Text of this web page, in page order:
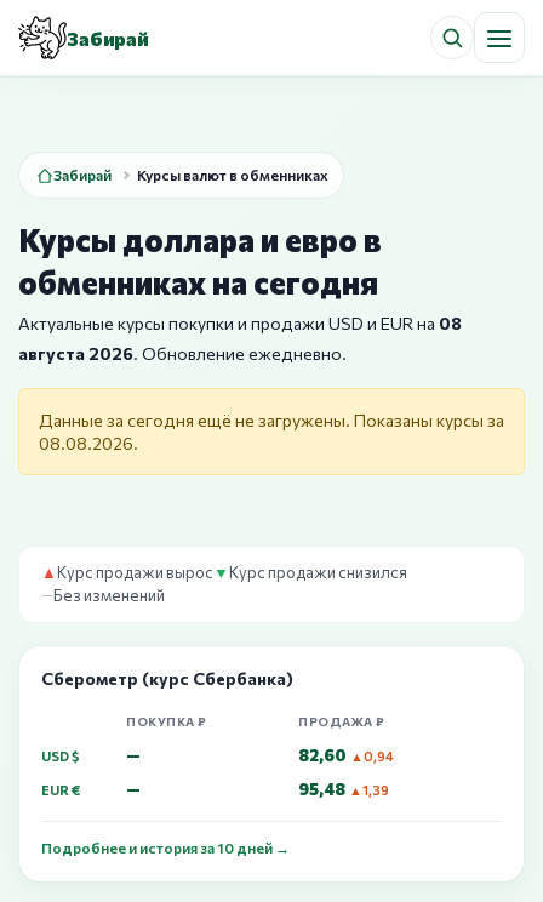
Забирай
Забирай Курсы валют в обменниках
Курсы доллара и евро в
обменниках на сегодня
Актуальные курсы покупки и продажи USD и EUR на 08
августа 2026. Обновление ежедневно.
Данные за сегодня ещё не загружены. Показаны курсы за
08.08.2026.
▲Курс продажи вырос▼Курс продажи снизился
—Без изменений
Сберометр (курс Сбербанка)
ПОКУПКА ₽ ПРОДАЖА ₽
USD $ — 82,60 ▲0,94
EUR € — 95,48 ▲1,39
Подробнее и история за 10 дней →